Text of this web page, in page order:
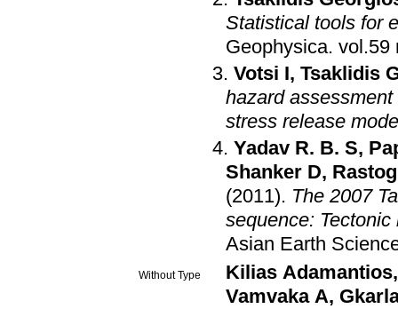
Statistical tools for
Geophysica.
Votsi I, Tsaklidis
hazard
stress release
Yadav R. B. S,
Shanker D,
(2011). The 2007
sequence:
Asian Earth
Without Type Kilias Adamantios
Vamvaka A,